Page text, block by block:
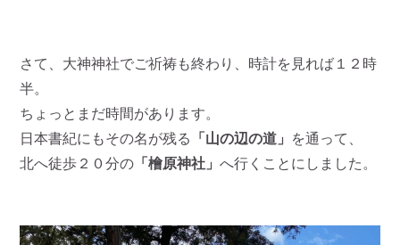
さて、大神神社でご祈祷も終わり、時計を見れば１２時
半。
ちょっとまだ時間があります。
日本書紀にもその名が残る 「山の辺の道」 を通って、
北へ徒歩２０分の 「檜原神社」へ行くことにしました。